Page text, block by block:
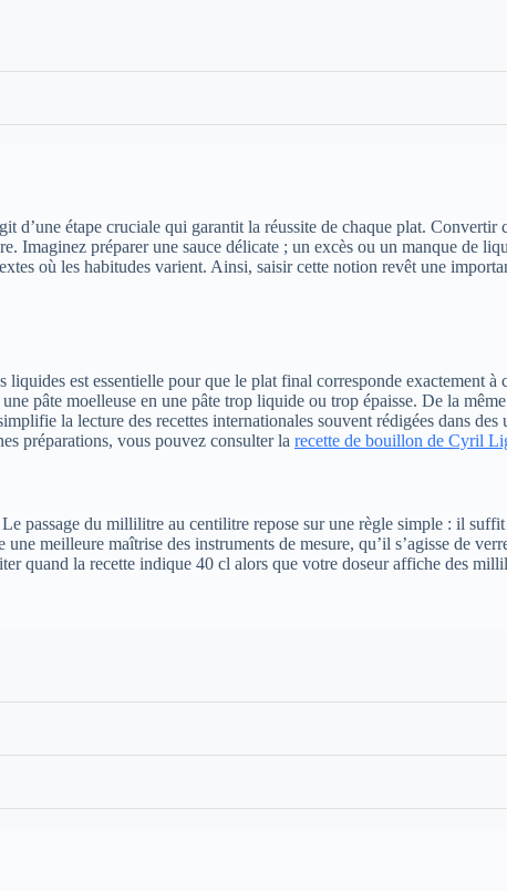
d’une étape cruciale qui garantit la réussite de chaque plat. Convertir
Imaginez préparer une sauce délicate ; un excès ou un manque de
où les habitudes varient. Ainsi, saisir cette notion revêt une
est essentielle pour que le plat final corresponde exactement à
pâte moelleuse en une pâte trop liquide ou trop épaisse. De la
la lecture des recettes internationales souvent rédigées dans
préparations, vous pouvez consulter la recette de bouillon de Cyril
passage du millilitre au centilitre repose sur une règle simple : il
meilleure maîtrise des instruments de mesure, qu’il s’agisse de
quand la recette indique 40 cl alors que votre doseur affiche des